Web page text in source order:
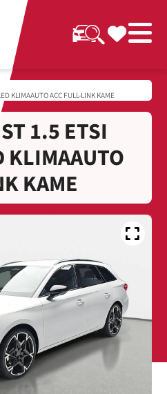
KLIMAAUTO ACC FULL-LINK KAME
1.5 ETSI
KLIMAAUTO
KAME